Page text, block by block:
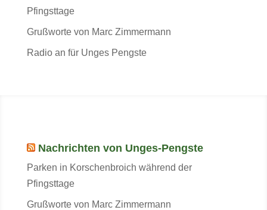
Pfingsttage
Grußworte von Marc Zimmermann
Radio an für Unges Pengste
Nachrichten von Unges-Pengste
Parken in Korschenbroich während der
Pfingsttage
Grußworte von Marc Zimmermann